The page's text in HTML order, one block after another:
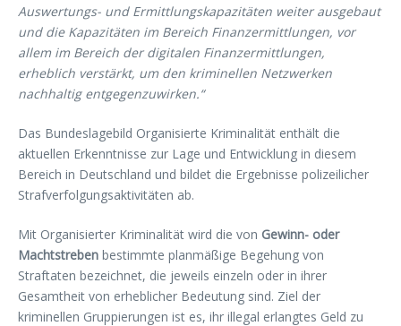
Auswertungs- und Ermittlungskapazitäten weiter ausgebaut
und die Kapazitäten im Bereich Finanzermittlungen, vor
allem im Bereich der digitalen Finanzermittlungen,
erheblich verstärkt, um den kriminellen Netzwerken
nachhaltig entgegenzuwirken.“
Das Bundeslagebild Organisierte Kriminalität enthält die
aktuellen Erkenntnisse zur Lage und Entwicklung in diesem
Bereich in Deutschland und bildet die Ergebnisse polizeilicher
Strafverfolgungsaktivitäten ab.
Mit Organisierter Kriminalität wird die von Gewinn- oder
Machtstreben bestimmte planmäßige Begehung von
Straftaten bezeichnet, die jeweils einzeln oder in ihrer
Gesamtheit von erheblicher Bedeutung sind. Ziel der
kriminellen Gruppierungen ist es, ihr illegal erlangtes Geld zu